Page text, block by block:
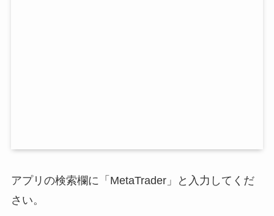
アプリの検索欄に「MetaTrader」と入力してくだ
さい。